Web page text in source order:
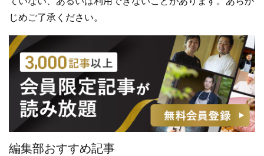
じめご了承ください。
編集部おすすめ記事